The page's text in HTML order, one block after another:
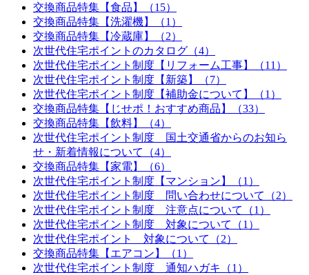
交換商品特集【食品】（15）
交換商品特集【洗濯機】（1）
交換商品特集【冷蔵庫】（2）
次世代住宅ポイントのカタログ（4）
次世代住宅ポイント制度【リフォーム工事】（11）
次世代住宅ポイント制度【新築】（7）
次世代住宅ポイント制度【補助金について】（1）
交換商品特集【じせポ！おすすめ商品】（33）
交換商品特集【飲料】（4）
次世代住宅ポイント制度 国土交通省からのお知ら
せ・新着情報について（4）
交換商品特集【家電】（6）
次世代住宅ポイント制度【マンション】（1）
次世代住宅ポイント制度 問い合わせについて（2）
次世代住宅ポイント制度 注意点について（1）
次世代住宅ポイント制度 対象について（1）
次世代住宅ポイント 対象について（2）
交換商品特集【エアコン】（1）
次世代住宅ポイント制度 通知ハガキ（1）